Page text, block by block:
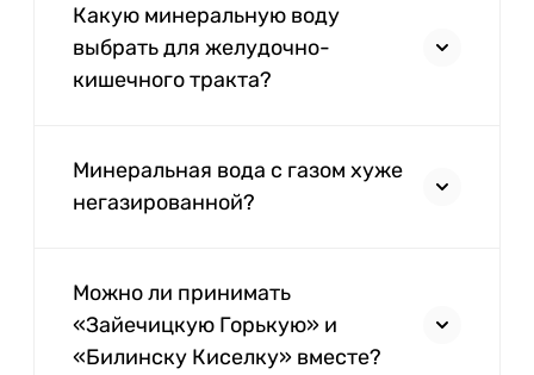
Какую минеральную воду
выбрать для желудочно-
кишечного тракта?
Минеральная вода с газом хуже
негазированной?
Можно ли принимать
«Зайечицкую Горькую» и
«Билинску Киселку» вместе?